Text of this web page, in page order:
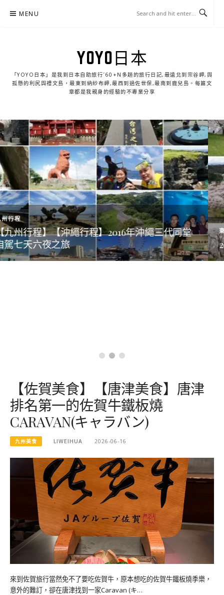
MENU
YOYO日本
「YOYO日本」是我到日本自助旅行ˊ60+N多趟的旅行日記,最遠北到宗谷岬,與
孤懸的利尻與禮文島，最東到納紗布岬,最西到過佐世保,最南到鹿兒島。每篇文
章都是我親身的經驗的不專業分享
東北行程
2017年東北追櫻之旅
【佐賀美食】【唐津美食】唐津
排名第一的佐賀牛鐵板燒
CARAVAN(キャラバン)
九州美食 LIWEIHUA 2026-06-16
來到佐賀旅行當然免不了要吃佐賀牛，原本想吃的佐賀牛鐵板燒季樂，
意外的難訂，卻在唐津找到一家Caravan (キ…